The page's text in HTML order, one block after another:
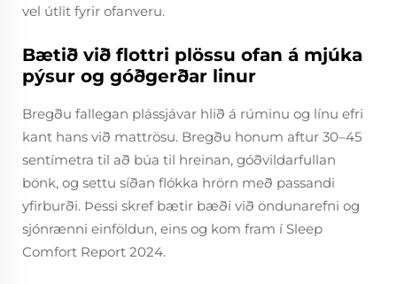
vel útlit fyrir ofanveru.
Bætið við flottri plössu ofan á mjúka
pýsur og góðgerðar linur
Bregðu fallegan plássjávar hlið á rúminu og línu efri
kant hans við mattrösu. Bregðu honum aftur 30–45
sentímetra til að búa til hreinan, góðvildarfullan
bönk, og settu síðan flókka hrörn með passandi
yfirburði. Þessi skref bætir bæði við öndunarefni og
sjónrænni einföldun, eins og kom fram í Sleep
Comfort Report 2024.